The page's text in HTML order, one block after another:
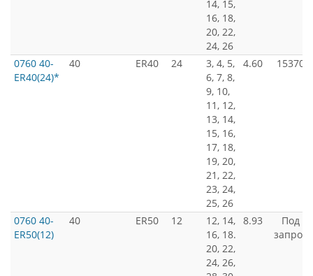
14, 15,
16, 18,
20, 22,
24, 26
0760 40-
ER40(24)*
40 ER40 24
3, 4, 5,
6, 7, 8,
9, 10,
11, 12,
13, 14,
15, 16,
17, 18,
19, 20,
21, 22,
23, 24,
25, 26
4.60 15370
0760 40-
ER50(12)
40 ER50 12
12, 14,
16, 18.
20, 22,
24, 26,
8.93
Под
запрос